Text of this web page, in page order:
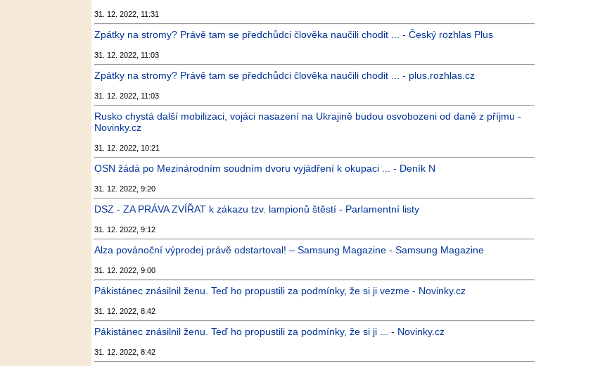
31. 12. 2022, 11:31
Zpátky na stromy? Právě tam se předchůdci člověka naučili chodit ... - Český rozhlas Plus
31. 12. 2022, 11:03
Zpátky na stromy? Právě tam se předchůdci člověka naučili chodit ... - plus.rozhlas.cz
31. 12. 2022, 11:03
Rusko chystá další mobilizaci, vojáci nasazení na Ukrajině budou osvobozeni od daně z příjmu -
Novinky.cz
31. 12. 2022, 10:21
OSN žádá po Mezinárodním soudním dvoru vyjádření k okupaci ... - Deník N
31. 12. 2022, 9:20
DSZ - ZA PRÁVA ZVÍŘAT k zákazu tzv. lampionů štěstí - Parlamentní listy
31. 12. 2022, 9:12
Alza povánoční výprodej právě odstartoval! – Samsung Magazine - Samsung Magazine
31. 12. 2022, 9:00
Pákistánec znásilnil ženu. Teď ho propustili za podmínky, že si ji vezme - Novinky.cz
31. 12. 2022, 8:42
Pákistánec znásilnil ženu. Teď ho propustili za podmínky, že si ji ... - Novinky.cz
31. 12. 2022, 8:42